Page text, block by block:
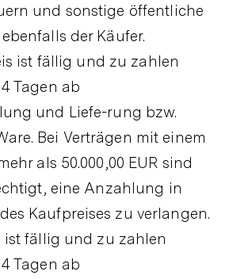
und sonstige öffentliche
der Käufer.
ist fällig und zu zahlen
Tagen ab
und Liefe-rung bzw.
Bei Verträgen mit einem
als 50.000,00 EUR sind
eine Anzahlung in
Kaufpreises zu verlangen.
fällig und zu zahlen
Tagen ab